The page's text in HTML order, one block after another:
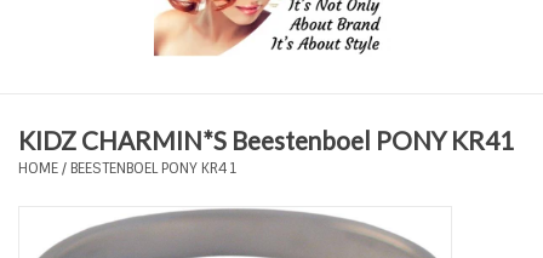
Plus Size Sieraden
Enkelbandjes
KIDZ CHARMIN*S Beestenboel PONY KR41
HOME/ BEESTENBOEL PONY KR41